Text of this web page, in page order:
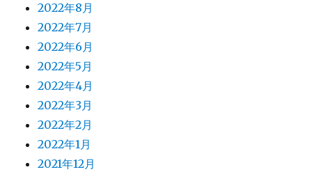
2022年8月
2022年7月
2022年6月
2022年5月
2022年4月
2022年3月
2022年2月
2022年1月
2021年12月